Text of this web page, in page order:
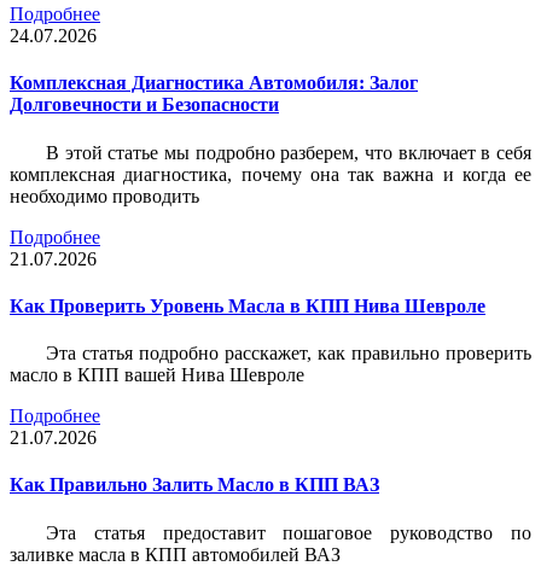
Подробнее
24.07.2026
Комплексная Диагностика Автомобиля: Залог
Долговечности и Безопасности
В этой статье мы подробно разберем, что включает в себя
комплексная диагностика, почему она так важна и когда ее
необходимо проводить
Подробнее
21.07.2026
Как Проверить Уровень Масла в КПП Нива Шевроле
Эта статья подробно расскажет, как правильно проверить
масло в КПП вашей Нива Шевроле
Подробнее
21.07.2026
Как Правильно Залить Масло в КПП ВАЗ
Эта статья предоставит пошаговое руководство по
заливке масла в КПП автомобилей ВАЗ